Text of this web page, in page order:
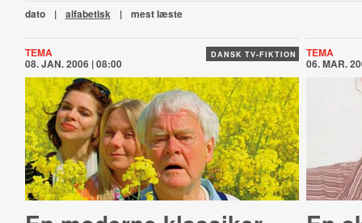
dato | alfabetisk | mest læste
DANSK TV-FIKTION
TEMA
08. JAN. 2006 | 08:00
TEMA
06. MAR.